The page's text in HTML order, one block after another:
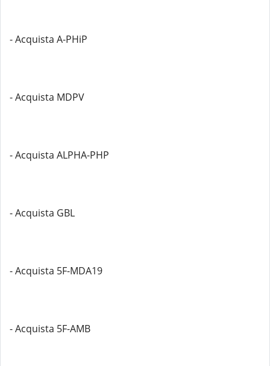
- Acquista A-PHiP
- Acquista MDPV
- Acquista ALPHA-PHP
- Acquista GBL
- Acquista 5F-MDA19
- Acquista 5F-AMB